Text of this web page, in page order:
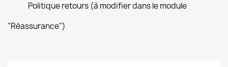
Politique retours (à modifier dans le module
"Réassurance")